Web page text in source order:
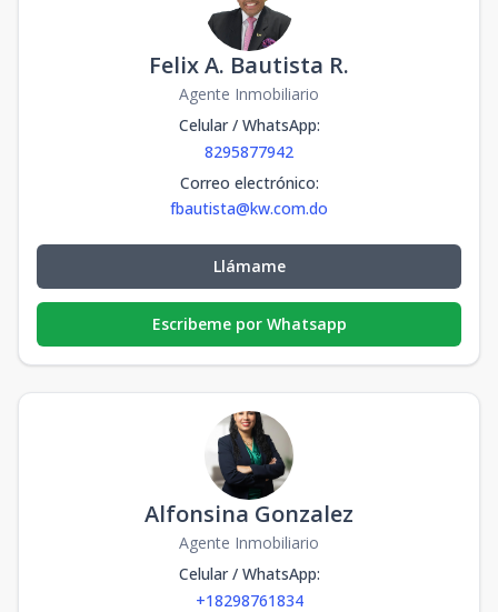
Felix A. Bautista R.
Agente Inmobiliario
Celular / WhatsApp:
8295877942
Correo electrónico:
fbautista@kw.com.do
Llámame
Escribeme por Whatsapp
Alfonsina Gonzalez
Agente Inmobiliario
Celular / WhatsApp:
+18298761834